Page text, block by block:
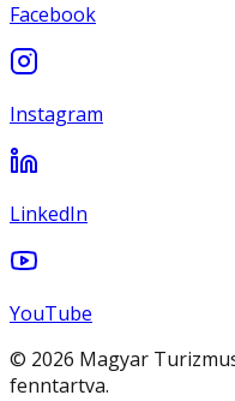
Facebook
Instagram
LinkedIn
YouTube
© 2026 Magyar
fenntartva.